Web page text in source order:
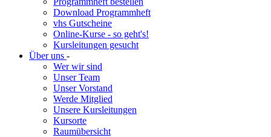
Download Programmheft
vhs Gutscheine
Online-Kurse - so geht's!
Kursleitungen gesucht
Über uns -
Wer wir sind
Unser Team
Unser Vorstand
Werde Mitglied
Unsere Kursleitungen
Kursorte
Raumübersicht